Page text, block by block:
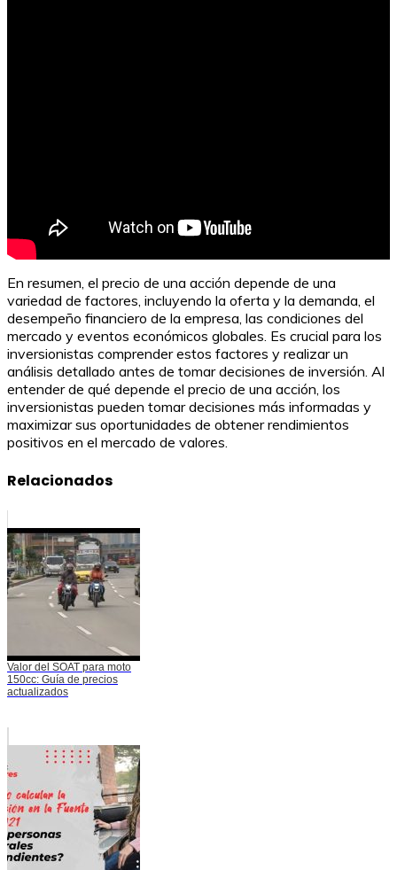
En resumen, el precio de una acción depende de una
variedad de factores, incluyendo la oferta y la demanda, el
desempeño financiero de la empresa, las condiciones del
mercado y eventos económicos globales. Es crucial para los
inversionistas comprender estos factores y realizar un
análisis detallado antes de tomar decisiones de inversión. Al
entender de qué depende el precio de una acción, los
inversionistas pueden tomar decisiones más informadas y
maximizar sus oportunidades de obtener rendimientos
positivos en el mercado de valores.
Relacionados
Valor del SOAT para moto
150cc: Guía de precios
actualizados